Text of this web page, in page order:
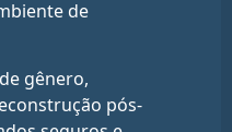
de
gênero,
pós-